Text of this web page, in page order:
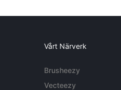
Vårt Närverk
Brusheezy
Vecteezy